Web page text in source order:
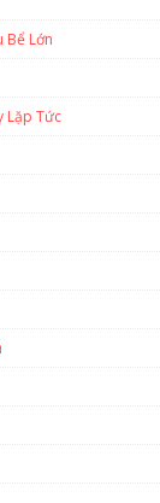
Bể Lớn
Lặp Tức